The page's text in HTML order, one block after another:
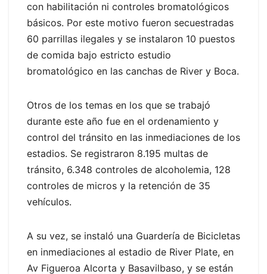
con habilitación ni controles bromatológicos
básicos. Por este motivo fueron secuestradas
60 parrillas ilegales y se instalaron 10 puestos
de comida bajo estricto estudio
bromatológico en las canchas de River y Boca.
Otros de los temas en los que se trabajó
durante este año fue en el ordenamiento y
control del tránsito en las inmediaciones de los
estadios. Se registraron 8.195 multas de
tránsito, 6.348 controles de alcoholemia, 128
controles de micros y la retención de 35
vehículos.
A su vez, se instaló una Guardería de Bicicletas
en inmediaciones al estadio de River Plate, en
Av Figueroa Alcorta y Basavilbaso, y se están